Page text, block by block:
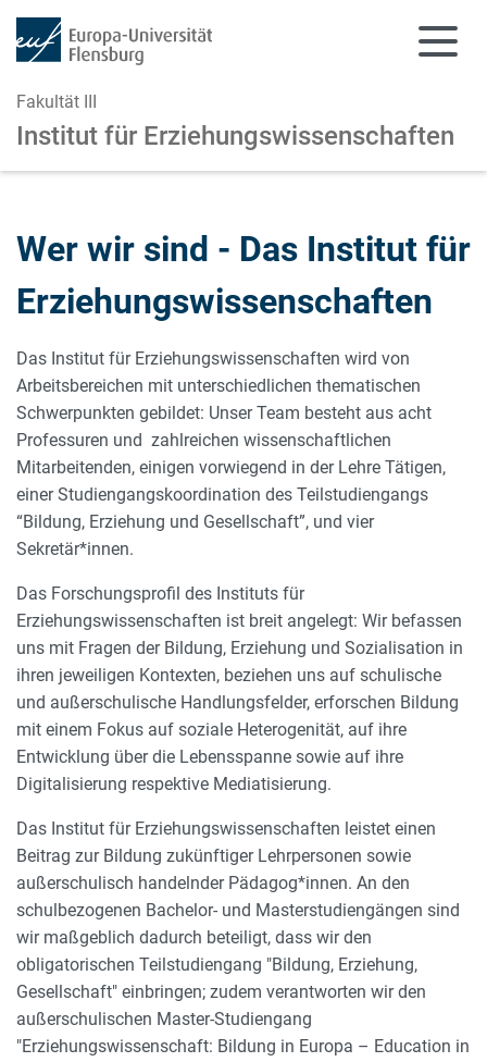
Fakultät III
Institut für Erziehungswissenschaften
Wer wir sind - Das Institut für
Erziehungswissenschaften
Das Institut für Erziehungswissenschaften wird von
Arbeitsbereichen mit unterschiedlichen thematischen
Schwerpunkten gebildet: Unser Team besteht aus acht
Professuren und zahlreichen wissenschaftlichen
Mitarbeitenden, einigen vorwiegend in der Lehre Tätigen,
einer Studiengangskoordination des Teilstudiengangs
“Bildung, Erziehung und Gesellschaft”, und vier
Sekretär*innen.
Das Forschungsprofil des Instituts für
Erziehungswissenschaften ist breit angelegt: Wir befassen
uns mit Fragen der Bildung, Erziehung und Sozialisation in
ihren jeweiligen Kontexten, beziehen uns auf schulische
und außerschulische Handlungsfelder, erforschen Bildung
mit einem Fokus auf soziale Heterogenität, auf ihre
Entwicklung über die Lebensspanne sowie auf ihre
Digitalisierung respektive Mediatisierung.
Das Institut für Erziehungswissenschaften leistet einen
Beitrag zur Bildung zukünftiger Lehrpersonen sowie
außerschulisch handelnder Pädagog*innen. An den
schulbezogenen Bachelor- und Masterstudiengängen sind
wir maßgeblich dadurch beteiligt, dass wir den
obligatorischen Teilstudiengang "Bildung, Erziehung,
Gesellschaft" einbringen; zudem verantworten wir den
außerschulischen Master-Studiengang
"Erziehungswissenschaft: Bildung in Europa – Education in